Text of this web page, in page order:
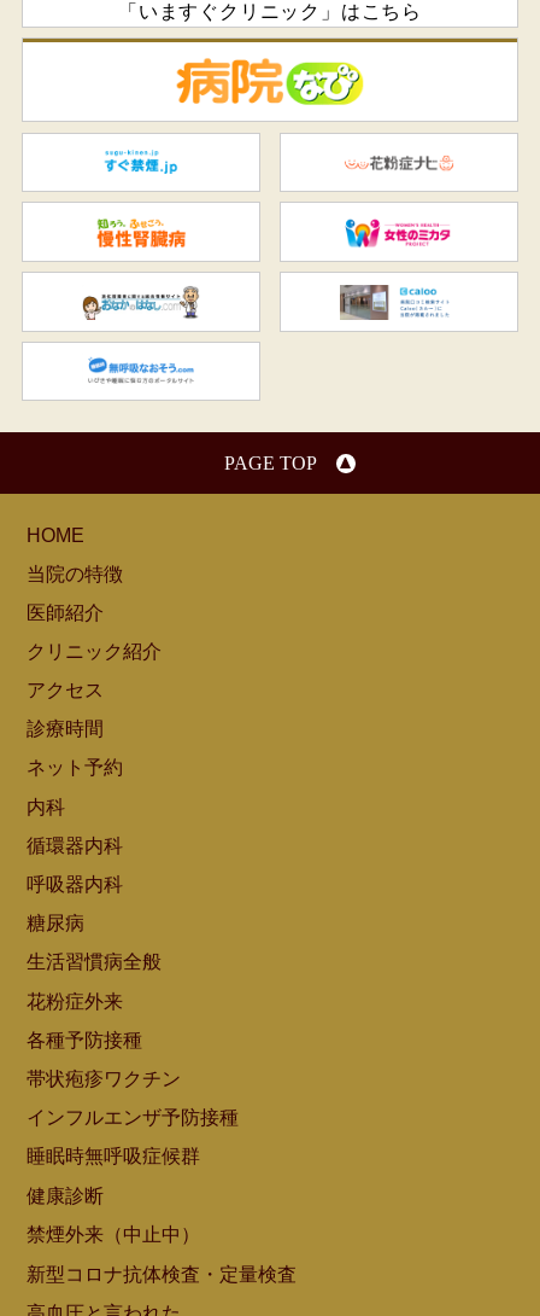
「いますぐクリニック」はこちら
すぐ禁煙.jp
知ろう、ふせごう。慢性腎臓
おなかのはなし.com
PAGE TOP
HOME
当院の特徴
医師紹介
クリニック紹介
アクセス
診療時間
ネット予約
内科
循環器内科
呼吸器内科
糖尿病
生活習慣病全般
花粉症外来
各種予防接種
帯状疱疹ワクチン
インフルエンザ予防接種
睡眠時無呼吸症候群
健康診断
禁煙外来（中止中）
新型コロナ抗体検査・定量検査